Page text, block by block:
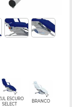
ESCURO
SELECT
BRANCO